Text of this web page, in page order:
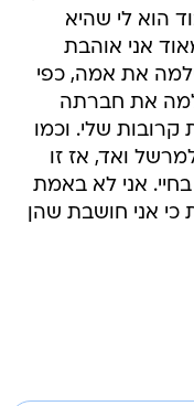
הוא לי שהיא
אני אוהבת
את אמה, כפי
את חברתה
שלי. וכמו
ואד, אז זו
אני לא באמת
כי אני חושבת שהן